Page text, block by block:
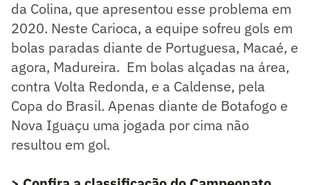
da Colina, que apresentou esse problema em
2020. Neste Carioca, a equipe sofreu gols em
bolas paradas diante de Portuguesa, Macaé, e
agora, Madureira. Em bolas alçadas na área,
contra Volta Redonda, e a Caldense, pela
Copa do Brasil. Apenas diante de Botafogo e
Nova Iguaçu uma jogada por cima não
resultou em gol.